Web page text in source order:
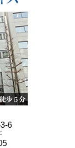
6